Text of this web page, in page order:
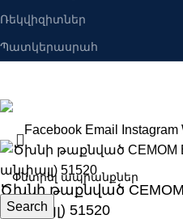
Ռեկվիզիտներ
Պատկերասրահ
Search
Facebook Email Instagram
Ծխնի թաքնված CEMOM
անփայլ) 51520